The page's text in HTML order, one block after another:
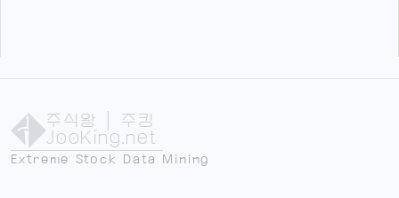
주식왕 | 주킹
JooKing.net
Extreme Stock Data Mining